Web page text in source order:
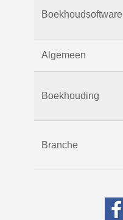
Boekhoudsoftware
Algemeen
Boekhouding
Branche